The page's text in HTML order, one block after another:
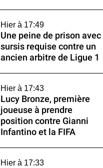
Hier à 17:49
Une peine de prison avec
sursis requise contre un
ancien arbitre de Ligue 1
Hier à 17:43
Lucy Bronze, première
joueuse à prendre
position contre Gianni
Infantino et la FIFA
Hier à 17:33